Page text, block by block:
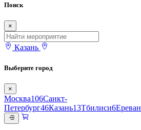
Поиск
×
Казань
Выберите город
×
Москва106Санкт-
Петербург46Казань13Тбилиси6Ереван